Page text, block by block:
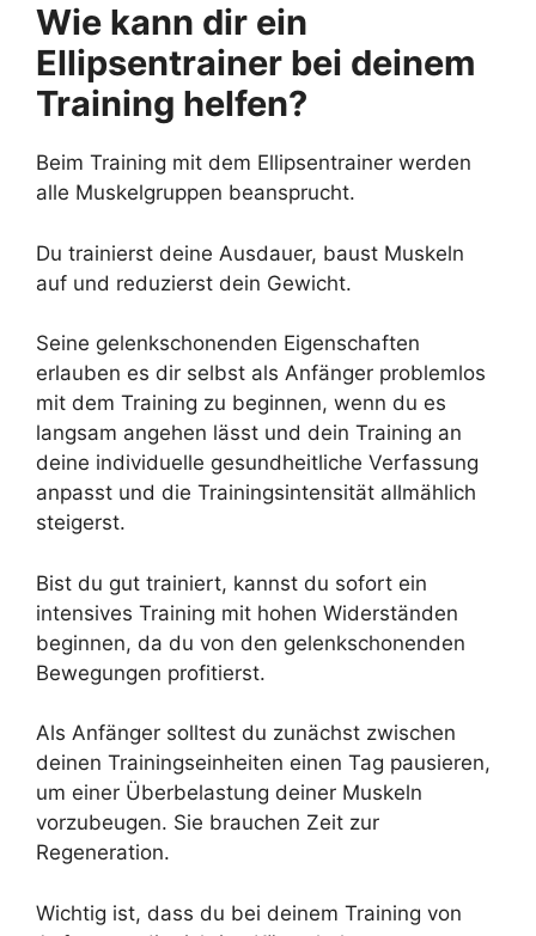
Wie kann dir ein
Ellipsentrainer bei deinem
Training helfen?
Beim Training mit dem Ellipsentrainer werden
alle Muskelgruppen beansprucht.
Du trainierst deine Ausdauer, baust Muskeln
auf und reduzierst dein Gewicht.
Seine gelenkschonenden Eigenschaften
erlauben es dir selbst als Anfänger problemlos
mit dem Training zu beginnen, wenn du es
langsam angehen lässt und dein Training an
deine individuelle gesundheitliche Verfassung
anpasst und die Trainingsintensität allmählich
steigerst.
Bist du gut trainiert, kannst du sofort ein
intensives Training mit hohen Widerständen
beginnen, da du von den gelenkschonenden
Bewegungen profitierst.
Als Anfänger solltest du zunächst zwischen
deinen Trainingseinheiten einen Tag pausieren,
um einer Überbelastung deiner Muskeln
vorzubeugen. Sie brauchen Zeit zur
Regeneration.
Wichtig ist, dass du bei deinem Training von